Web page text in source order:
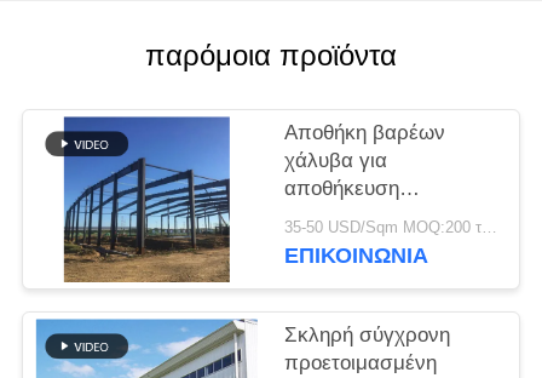
ΕΛΑΤΤΩΜΆΤΩΝ
BLOG
SITEMAP
PRIVACY
POLICY
παρόμοια προϊόντα
Αποθήκη βαρέων
χάλυβα για
αποθήκευση
εργοστασίου τσιμέντου35-50 USD/Sqm MOQ:200 τ.μ.
ΕΠΙΚΟΙΝΩΝΙΑ
Σκληρή σύγχρονη
προετοιμασμένη